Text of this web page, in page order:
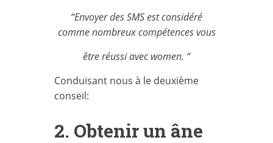
“Envoyer des SMS est considéré
comme nombreux compétences vous
être réussi avec women. “
Conduisant nous à le deuxième
conseil:
2. Obtenir un âne